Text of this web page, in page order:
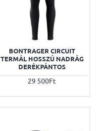
BONTRAGER CIRCUIT
TERMÁL HOSSZÚ NADRÁG
DERÉKPÁNTOS
29 500Ft